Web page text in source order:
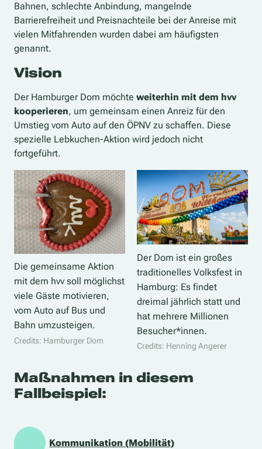
Bahnen, schlechte Anbindung, mangelnde
Barrierefreiheit und Preisnachteile bei der Anreise mit
vielen Mitfahrenden wurden dabei am häufigsten
genannt.
Vision
Der Hamburger Dom möchte weiterhin mit dem hvv
kooperieren, um gemeinsam einen Anreiz für den
Umstieg vom Auto auf den ÖPNV zu schaffen. Diese
spezielle Lebkuchen-Aktion wird jedoch nicht
fortgeführt.
Die gemeinsame Aktion
mit dem hvv soll möglichst
viele Gäste motivieren,
vom Auto auf Bus und
Bahn umzusteigen.
Credits: Hamburger Dom
Der Dom ist ein großes
traditionelles Volksfest in
Hamburg: Es findet
dreimal jährlich statt und
hat mehrere Millionen
Besucher*innen.
Credits: Henning Angerer
Maßnahmen in diesem
Fallbeispiel:
Kommunikation (Mobilität)